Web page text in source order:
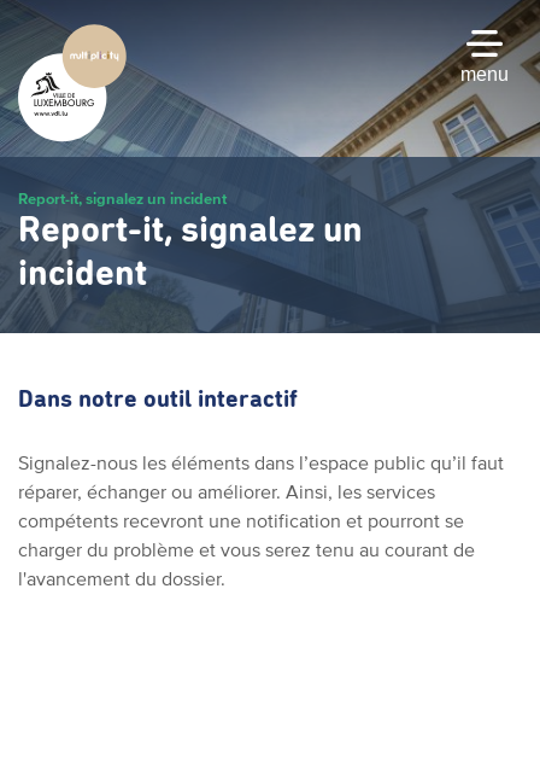
Passer
contenu
principal
menu
Report-it, signalez un incident
Report-it, signalez un
incident
Dans notre outil interactif
Signalez-nous les éléments dans l’espace public qu’il faut
réparer, échanger ou améliorer. Ainsi, les services
compétents recevront une notification et pourront se
charger du problème et vous serez tenu au courant de
l'avancement du dossier.